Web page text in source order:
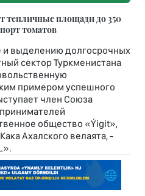
тепличные площади до 350
томатов
и выделению долгосрочных
сектор Туркменистана
примером успешного
член Союза
общество «Ýigit»,
Ахалского велаята, -